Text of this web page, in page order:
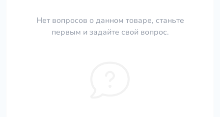
Нет вопросов о данном товаре, станьте
первым и задайте свой вопрос.